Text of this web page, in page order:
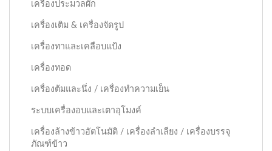
เครื่องประมวลผัก
เครื่องเติม & เครื่องจัดรูป
เครื่องทาและเคลือบแป้ง
เครื่องทอด
เครื่องต้มและนึ่ง / เครื่องทำความเย็น
ระบบเครื่องอบและเตาอุโมงค์
เครื่องล้างข้าวอัตโนมัติ / เครื่องลำเลียง / เครื่องบรรจุ
ภัณฑ์ข้าว